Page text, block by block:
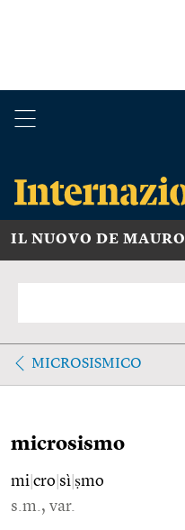
IL NUOVO DE MAURO
MICROSISMICO
microsismo
mi cro sì ṣmo
s.m., var.